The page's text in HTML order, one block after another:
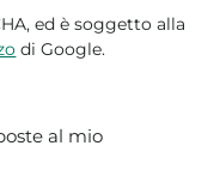
ed è soggetto alla
di Google.
al mio